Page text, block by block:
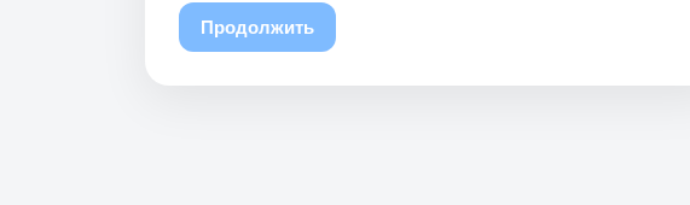
Продолжить